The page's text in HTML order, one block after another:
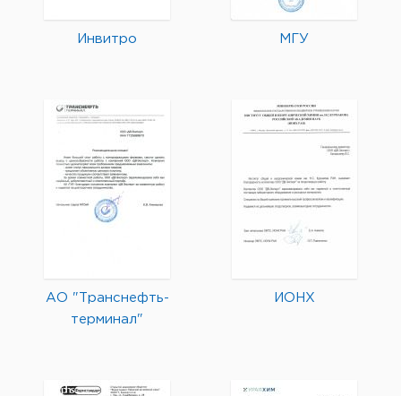
Инвитро МГУ
АО "Транснефть-
терминал"
ИОНХ